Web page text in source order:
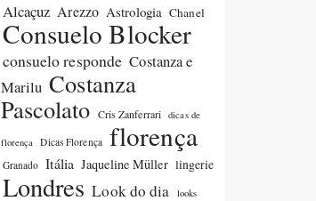
Alcaçuz Arezzo Astrologia Chanel
Consuelo Blocker
consuelo responde Costanza e
Marilu Costanza
Pascolato Cris Zanferrari dicas de
florença Dicas Florença florença
Granado Itália Jaqueline Müller lingerie
Londres Look do dia looks